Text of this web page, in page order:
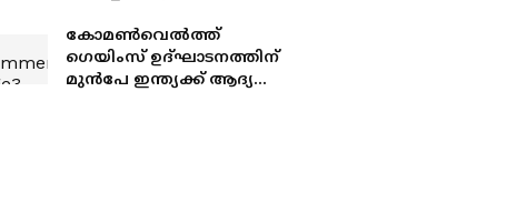
വിലക്ക്
കോമണ്‍വെല്‍ത്ത്
ഗെയിംസ് ഉദ്ഘാടനത്തിന്
മുൻപേ ഇന്ത്യക്ക് ആദ്യ